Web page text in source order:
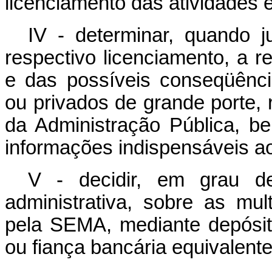
IV - determinar, quando
respectivo licenciamento, a
e das possíveis
ou privados de grande porte,
da Administração Pública,
informações indispensáveis
V - decidir, em grau
administrativa, sobre as
pela SEMA, mediante
ou fiança bancária